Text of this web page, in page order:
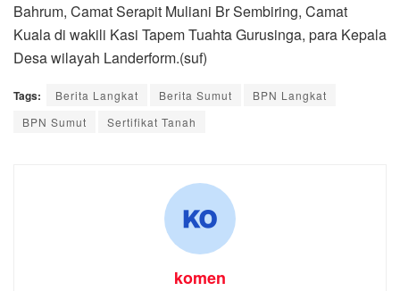
Bahrum, Camat Serapit Muliani Br Sembiring, Camat
Kuala di wakili Kasi Tapem Tuahta Gurusinga, para Kepala
Desa wilayah Landerform.(suf)
Tags: Berita Langkat Berita Sumut
BPN Langkat
BPN Sumut
Sertifikat Tanah
komen